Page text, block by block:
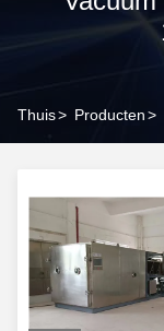
Thuis> Producten>